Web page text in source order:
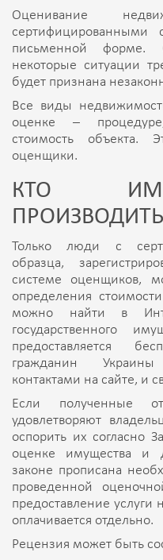
Оценивание
сертифицированными
письменной форме.
некоторые ситуации
будет признана
Все виды
оценке –
стоимость объекта.
оценщики.
КТО
Только люди с
образца,
системе оценщиков,
определения
можно найти в
государственного
предоставляется
гражданин
контактами на сайте, и
Если полученные
удовлетворяют
оспорить их согласно
оценке имущества и
законе прописана
проведенной
предоставление
оплачивается отдельно.
Рецензия может быть